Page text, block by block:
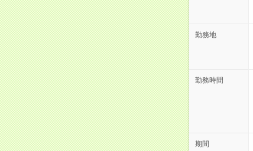
勤務地
勤務時間
期間